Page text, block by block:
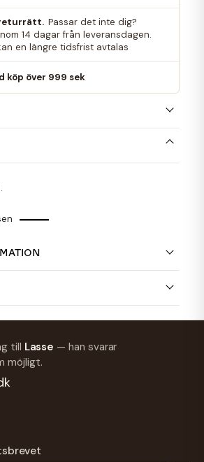
returrätt. Passar det inte dig?
14 dagar från leveransdagen.
en längre tidsfrist avtalas
köp över 999 sek
till Lasse — han svarar
möjligt.